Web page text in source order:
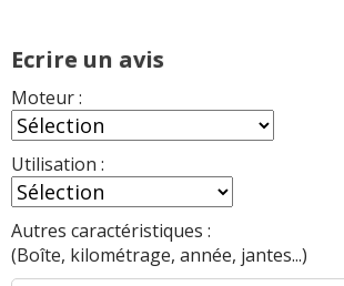
Ecrire un avis
Moteur :
Utilisation :
Autres caractéristiques :
(Boîte, kilométrage, année, jantes...)